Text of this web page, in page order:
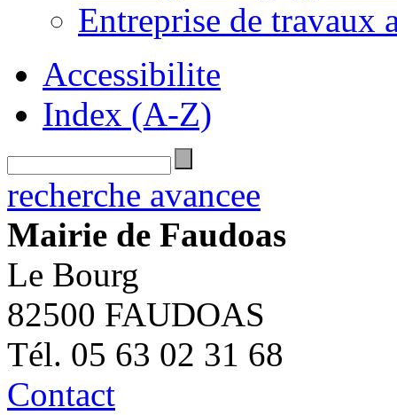
Entreprise de travaux
Accessibilite
Index (A-Z)
recherche avancee
Mairie de Faudoas
Le Bourg
82500 FAUDOAS
Tél. 05 63 02 31 68
Contact